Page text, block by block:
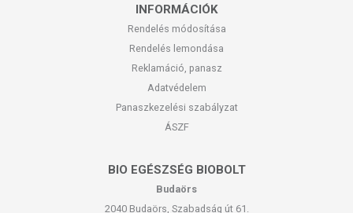
allergiás! Kisgyermektől elzárva tartandó!
INFORMÁCIÓK
Rendelés módosítása
Rendelés lemondása
Reklamáció, panasz
Adatvédelem
Panaszkezelési szabályzat
ÁSZF
BIO EGÉSZSÉG BIOBOLT
Budaörs
2040 Budaörs, Szabadság út 61.